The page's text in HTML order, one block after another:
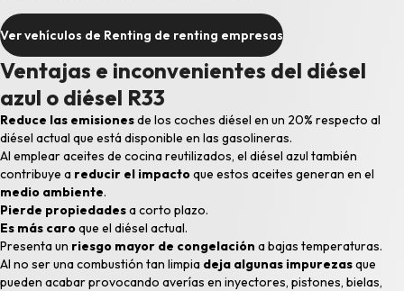
Ver vehículos de Renting de renting empresas
Ventajas e inconvenientes del diésel
azul o diésel R33
Reduce las emisionesde los coches diésel en un 20% respecto al
diésel actual que está disponible en las gasolineras.
Al emplear aceites de cocina reutilizados, el diésel azul también
contribuye a reducir el impactoque estos aceites generan en el
medio ambiente.
Pierde propiedadesa corto plazo.
Es más caroque el diésel actual.
Presenta un riesgo mayor de congelación a bajas temperaturas.
Al no ser una combustión tan limpia deja algunas impurezasque
pueden acabar provocando averías en inyectores, pistones, bielas,